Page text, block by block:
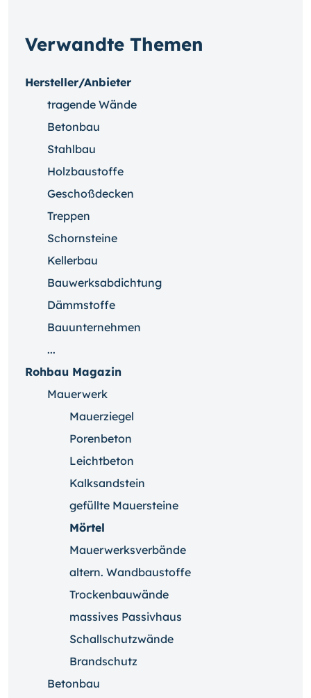
Verwandte Themen
Hersteller/Anbieter
tragende Wände
Betonbau
Stahlbau
Holzbaustoffe
Geschoßdecken
Treppen
Schornsteine
Kellerbau
Bauwerksabdichtung
Dämmstoffe
Bauunternehmen
...
Rohbau Magazin
Mauerwerk
Mauerziegel
Porenbeton
Leichtbeton
Kalksandstein
gefüllte Mauersteine
Mörtel
Mauerwerksverbände
altern. Wandbaustoffe
Trockenbauwände
massives Passivhaus
Schallschutzwände
Brandschutz
Betonbau